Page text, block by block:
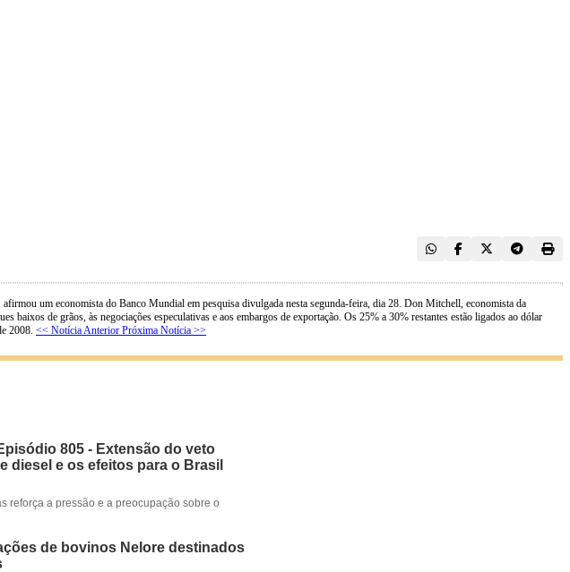
um economista do Banco Mundial em pesquisa divulgada nesta segunda-feira, dia 28. Don Mitchell, economista da
baixos de grãos, às negociações especulativas e aos embargos de exportação. Os 25% a 30% restantes estão ligados ao dólar
2008. << Notícia Anterior Próxima Notícia >>
805 - Extensão do veto
diesel e os efeitos para o Brasil
reforça a pressão e a preocupação sobre o
de bovinos Nelore destinados